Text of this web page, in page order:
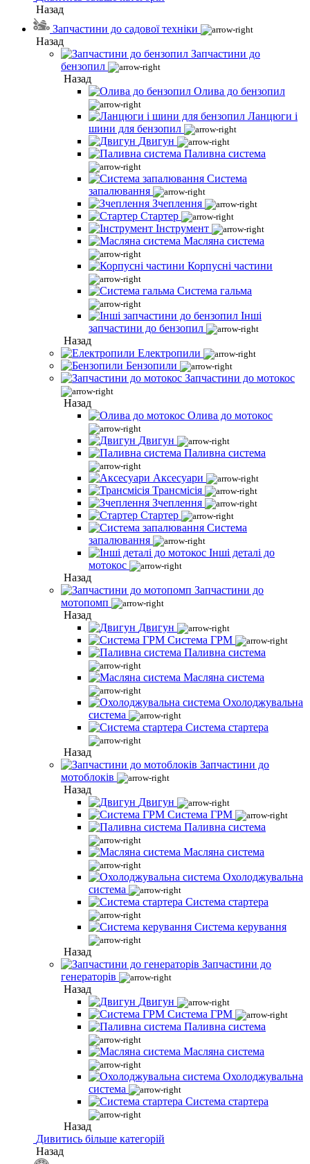
Назад
Запчастини до садової техніки
Назад
Запчастини до
бензопил
Назад
Олива до бензопил
Ланцюги і
шини для бензопил
Двигун
Паливна система
Система
запалювання
Зчеплення
Стартер
Інструмент
Масляна система
Корпусні частини
Система гальма
Інші
запчастини до бензопил
Назад
Електропили
Бензопили
Запчастини до мотокос
Назад
Олива до мотокос
Двигун
Паливна система
Аксесуари
Трансмісія
Зчеплення
Стартер
Система
запалювання
Інші деталі до
мотокос
Назад
Запчастини до
мотопомп
Назад
Двигун
Система ГРМ
Паливна система
Масляна система
Охолоджувальна
система
Система стартера
Назад
Запчастини до
мотоблоків
Назад
Двигун
Система ГРМ
Паливна система
Масляна система
Охолоджувальна
система
Система стартера
Система керування
Назад
Запчастини до
генераторів
Назад
Двигун
Система ГРМ
Паливна система
Масляна система
Охолоджувальна
система
Система стартера
Назад
Дивитись більше категорій
Назад